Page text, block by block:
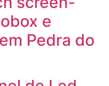
e
Pedra do